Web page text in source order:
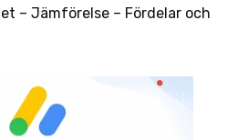
– Jämförelse – Fördelar och